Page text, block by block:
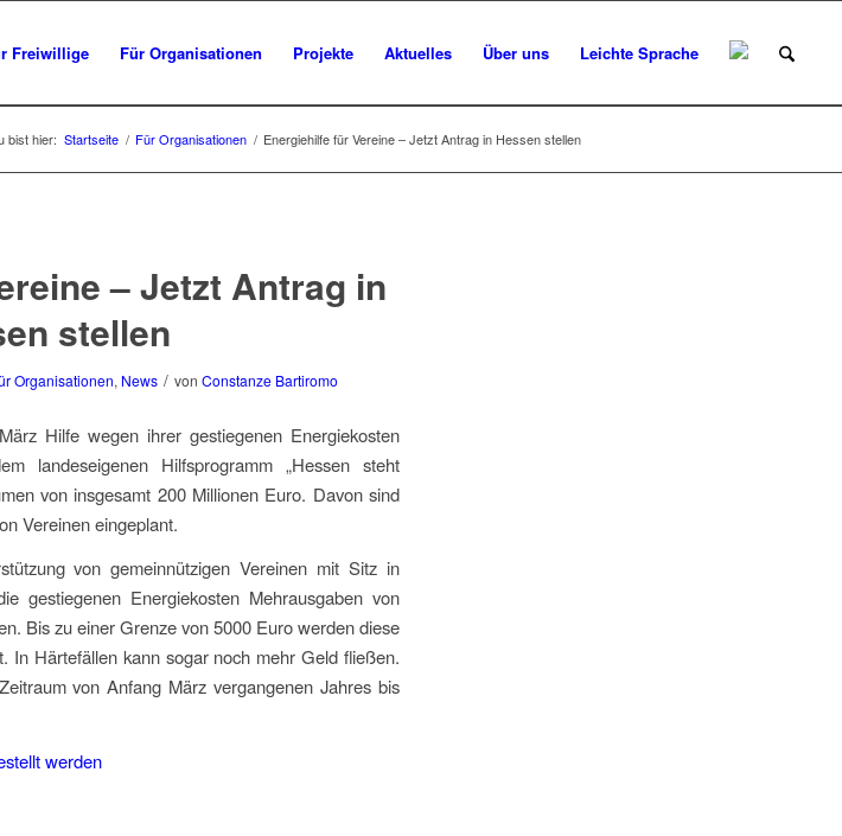
Freiwillige Für Organisationen Projekte Aktuelles Über uns Leichte Sprache
bist hier: Startseite / Für Organisationen / Energiehilfe für Vereine – Jetzt Antrag in Hessen stellen
– Jetzt Antrag in
stellen
Organisationen, News / von Constanze Bartiromo
Hilfe wegen ihrer gestiegenen Energiekosten
landeseigenen Hilfsprogramm „Hessen steht
von insgesamt 200 Millionen Euro. Davon sind
Vereinen eingeplant.
von gemeinnützigen Vereinen mit Sitz in
gestiegenen Energiekosten Mehrausgaben von
Bis zu einer Grenze von 5000 Euro werden diese
In Härtefällen kann sogar noch mehr Geld fließen.
von Anfang März vergangenen Jahres bis
werden